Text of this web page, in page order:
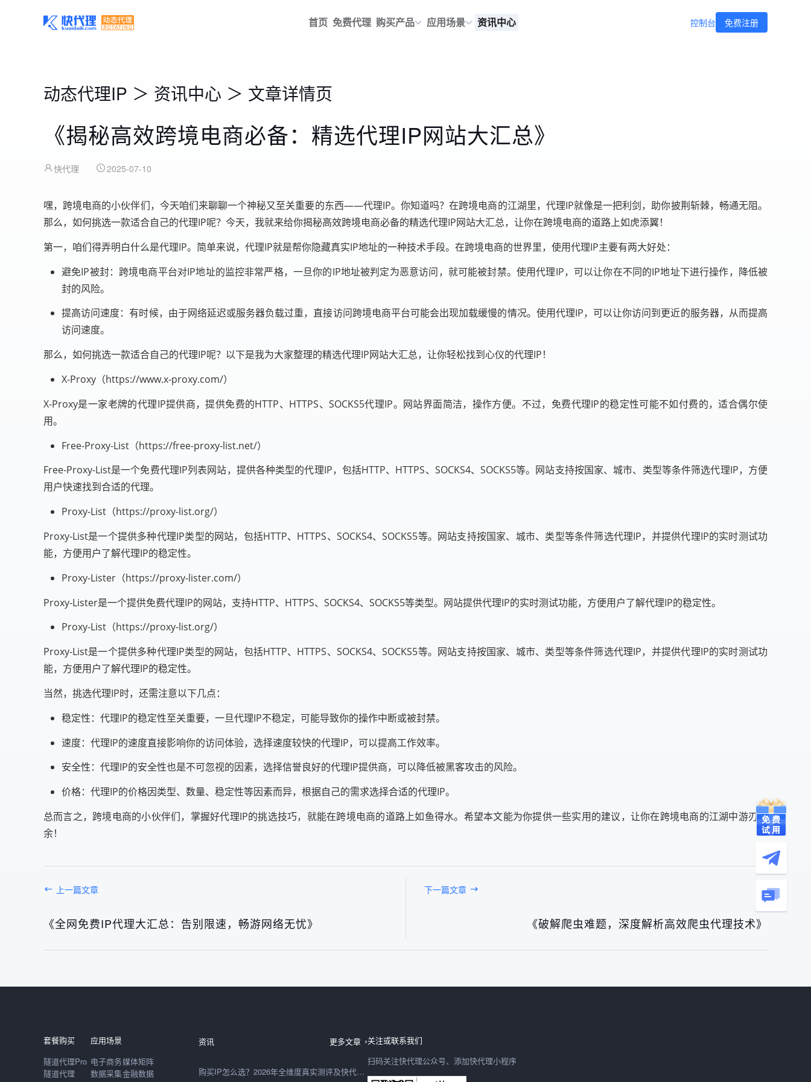
首页 免费代理 购买产品 应用场景 资讯中心 控制台 免费注册
动态代理IP ＞ 资讯中心 ＞ 文章详情页
《揭秘高效跨境电商必备：精选代理IP网站大汇总》
快代理 2025-07-10
嘿，跨境电商的小伙伴们，今天咱们来聊聊一个神秘又至关重要的东西——代理IP。你知道吗？在跨境电商的江湖里，代理IP就像是一把利剑，助你披荆斩棘，畅通无阻。
那么，如何挑选一款适合自己的代理IP呢？今天，我就来给你揭秘高效跨境电商必备的精选代理IP网站大汇总，让你在跨境电商的道路上如虎添翼！
第一，咱们得弄明白什么是代理IP。简单来说，代理IP就是帮你隐藏真实IP地址的一种技术手段。在跨境电商的世界里，使用代理IP主要有两大好处：
避免IP被封：跨境电商平台对IP地址的监控非常严格，一旦你的IP地址被判定为恶意访问，就可能被封禁。使用代理IP，可以让你在不同的IP地址下进行操作，降低被
封的风险。
提高访问速度：有时候，由于网络延迟或服务器负载过重，直接访问跨境电商平台可能会出现加载缓慢的情况。使用代理IP，可以让你访问到更近的服务器，从而提高
访问速度。
那么，如何挑选一款适合自己的代理IP呢？以下是我为大家整理的精选代理IP网站大汇总，让你轻松找到心仪的代理IP！
X-Proxy（https://www.x-proxy.com/）
X-Proxy是一家老牌的代理IP提供商，提供免费的HTTP、HTTPS、SOCKS5代理IP。网站界面简洁，操作方便。不过，免费代理IP的稳定性可能不如付费的，适合偶尔使
用。
Free-Proxy-List（https://free-proxy-list.net/）
Free-Proxy-List是一个免费代理IP列表网站，提供各种类型的代理IP，包括HTTP、HTTPS、SOCKS4、SOCKS5等。网站支持按国家、城市、类型等条件筛选代理IP，方便
用户快速找到合适的代理。
Proxy-List（https://proxy-list.org/）
Proxy-List是一个提供多种代理IP类型的网站，包括HTTP、HTTPS、SOCKS4、SOCKS5等。网站支持按国家、城市、类型等条件筛选代理IP，并提供代理IP的实时测试功
能，方便用户了解代理IP的稳定性。
Proxy-Lister（https://proxy-lister.com/）
Proxy-Lister是一个提供免费代理IP的网站，支持HTTP、HTTPS、SOCKS4、SOCKS5等类型。网站提供代理IP的实时测试功能，方便用户了解代理IP的稳定性。
Proxy-List（https://proxy-list.org/）
Proxy-List是一个提供多种代理IP类型的网站，包括HTTP、HTTPS、SOCKS4、SOCKS5等。网站支持按国家、城市、类型等条件筛选代理IP，并提供代理IP的实时测试功
能，方便用户了解代理IP的稳定性。
当然，挑选代理IP时，还需注意以下几点：
稳定性：代理IP的稳定性至关重要，一旦代理IP不稳定，可能导致你的操作中断或被封禁。
速度：代理IP的速度直接影响你的访问体验，选择速度较快的代理IP，可以提高工作效率。
安全性：代理IP的安全性也是不可忽视的因素，选择信誉良好的代理IP提供商，可以降低被黑客攻击的风险。
价格：代理IP的价格因类型、数量、稳定性等因素而异，根据自己的需求选择合适的代理IP。
总而言之，跨境电商的小伙伴们，掌握好代理IP的挑选技巧，就能在跨境电商的道路上如鱼得水。希望本文能为你提供一些实用的建议，让你在跨境电商的江湖中游刃有
余！
上一篇文章
《全网免费IP代理大汇总：告别限速，畅游网络无忧》
下一篇文章
《破解爬虫难题，深度解析高效爬虫代理技术》
套餐购买
隧道代理Pro
隧道代理
应用场景
电子商务
数据采集
媒体矩阵
金融数据
资讯 更多文章
发布于： 2026年08月06日
购买IP怎么选？2026年全维度真实测评及快代理合规选型避坑指南
关注或联系我们
扫码关注快代理公众号、添加快代理小程序